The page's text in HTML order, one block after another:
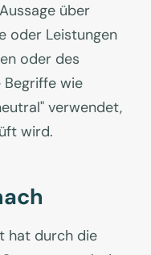
über
oder Leistungen
oder des
Begriffe wie
verwendet,
wird.
hat durch die